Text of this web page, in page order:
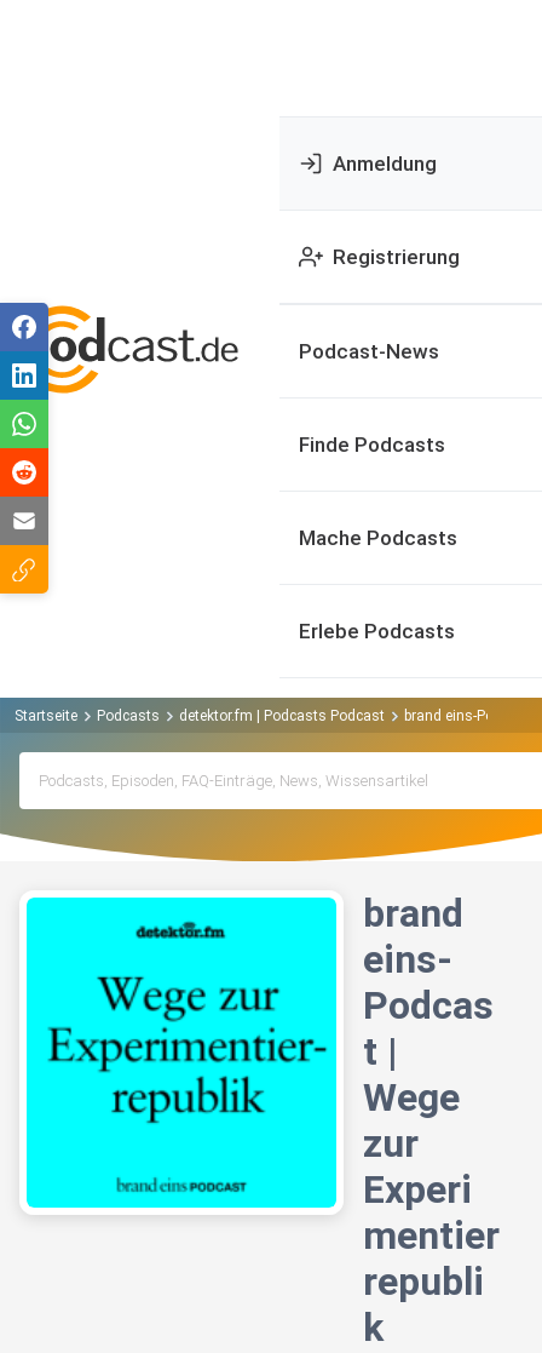
Anmeldung
Registrierung
Podcast-News
Finde Podcasts
Mache Podcasts
Erlebe Podcasts
Startseite Podcasts detektor.fm | Podcasts Podcast brand eins-Podcast
brand
eins-
Podcas
t |
Wege
zur
Experi
mentier
republi
k